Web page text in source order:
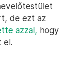
de ezt az
azzal, hogy
el.